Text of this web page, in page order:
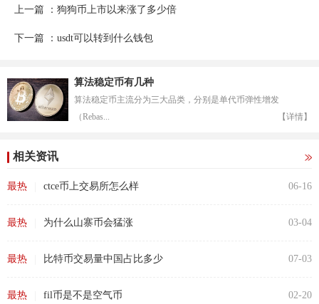
上一篇 ：狗狗币上市以来涨了多少倍
下一篇 ：usdt可以转到什么钱包
算法稳定币有几种
算法稳定币主流分为三大品类，分别是单代币弹性增发
（Rebas...
【详情】
相关资讯
最热 ctce币上交易所怎么样 06-16
最热 为什么山寨币会猛涨 03-04
最热 比特币交易量中国占比多少 07-03
最热 fil币是不是空气币 02-20